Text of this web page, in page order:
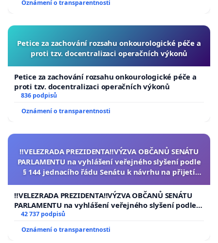
Oznámení o transparentnosti
Petice za zachování rozsahu onkourologické péče a
proti tzv. docentralizaci operačních výkonů
Petice za zachování rozsahu onkourologické péče a
proti tzv. docentralizaci operačních výkonů
836 podpisů
Oznámení o transparentnosti
‼️VELEZRADA PREZIDENTA‼️VÝZVA OBČANŮ SENÁTU
PARLAMENTU na vyhlášení veřejného slyšení podle
§ 144 jednacího řádu Senátu k návrhu na přijetí
republiky
‼️VELEZRADA PREZIDENTA‼️VÝZVA OBČANŮ SENÁTU
PARLAMENTU na vyhlášení veřejného slyšení podle §
144 jednacího řádu Senátu k návrhu na přijetí
usnesení k podání ústavní žaloby na prezidenta
republiky
42 737 podpisů
Oznámení o transparentnosti